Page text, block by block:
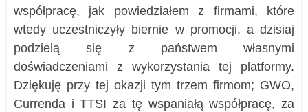
współpracę, jak powiedziałem z firmami, które
wtedy uczestniczyły biernie w promocji, a dzisiaj
podzielą się z państwem własnymi
doświadczeniami z wykorzystania tej platformy.
Dziękuję przy tej okazji tym trzem firmom; GWO,
Currenda i TTSI za tę wspaniałą współpracę, za